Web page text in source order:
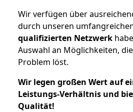
Wir verfügen über
durch unseren
qualifizierten Netzwerk
Auswahl an Möglichkeiten,
Problem löst.
Wir legen großen Wert auf
Leistungs-Verhältnis und
Qualität!